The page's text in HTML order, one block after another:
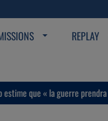
REPLAY
« la guerre prendra bientôt fin